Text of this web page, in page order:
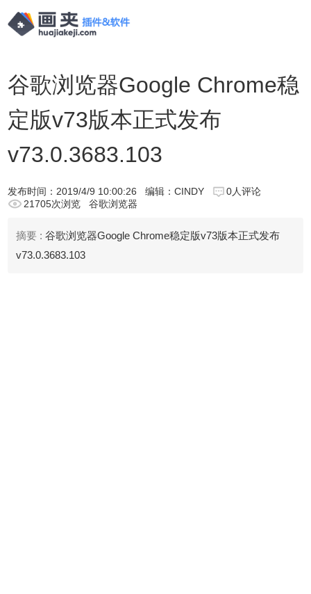
谷歌浏览器Google Chrome稳
定版v73版本正式发布
v73.0.3683.103
发布时间： 2019/4/9 10:00:26 编辑：CINDY
0人评论
21705次浏览
谷歌浏览器
摘要 : 谷歌浏览器Google Chrome稳定版v73版本正式发布
v73.0.3683.103